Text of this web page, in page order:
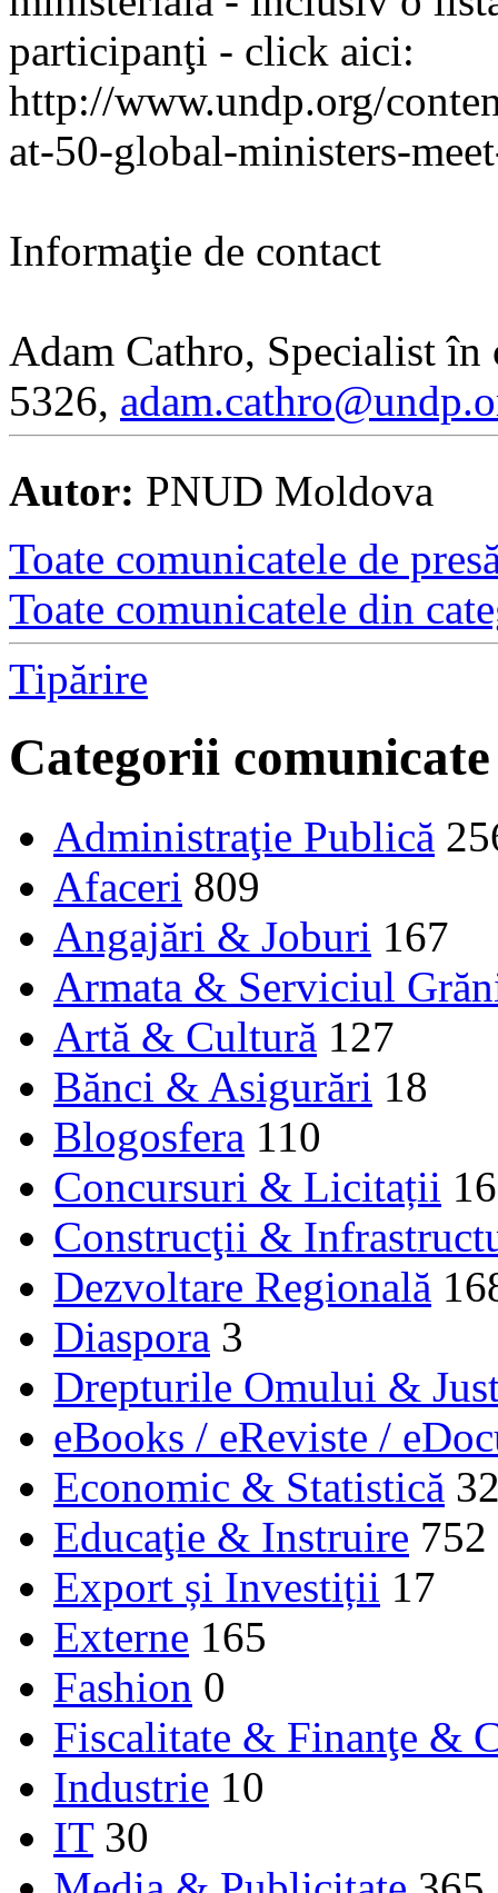
participanţi - click aici:
http://www.undp.org/
at-50-global-ministers-
Informaţie de contact
Adam Cathro, Specialist
5326,
Autor: PNUD Moldova
Toate comunicatele de
Toate comunicatele din
Tipărire
Categorii comunicate
Administraţie Publică
Afaceri 809
Angajări & Joburi 167
Armata & Serviciul
Artă & Cultură 127
Bănci & Asigurări 18
Blogosfera 110
Concursuri & Licitații 16
Construcţii &
Dezvoltare Regională
Diaspora 3
Drepturile Omului &
eBooks / eReviste /
Economic & Statistică
Educaţie & Instruire 752
Export și Investiții 17
Externe 165
Fashion 0
Fiscalitate & Finanţe &
Industrie 10
IT 30